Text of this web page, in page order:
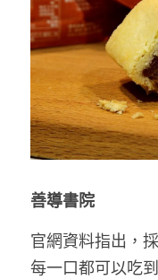
善導書院
官網資料指出，
每一口都可以吃